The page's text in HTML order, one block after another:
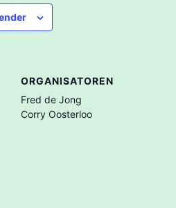
ORGANISATOREN
Fred de Jong
Corry Oosterloo